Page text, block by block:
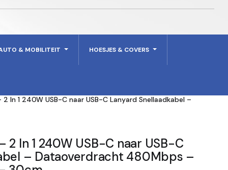
& MOBILITEIT HOESJES & COVERS
2 In 1 240W USB-C naar USB-C Lanyard Snellaadkabel –
2 In 1 240W USB-C naar USB-C
– Dataoverdracht 480Mbps –